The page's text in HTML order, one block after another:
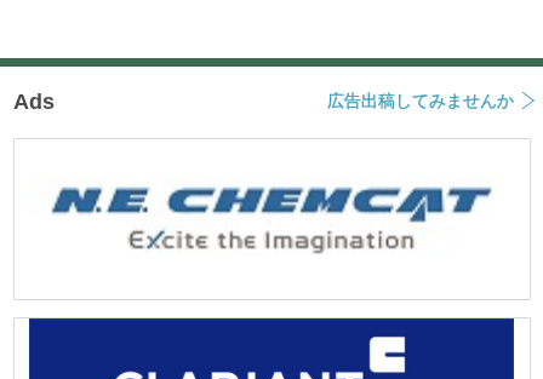
Ads 広告出稿してみませんか